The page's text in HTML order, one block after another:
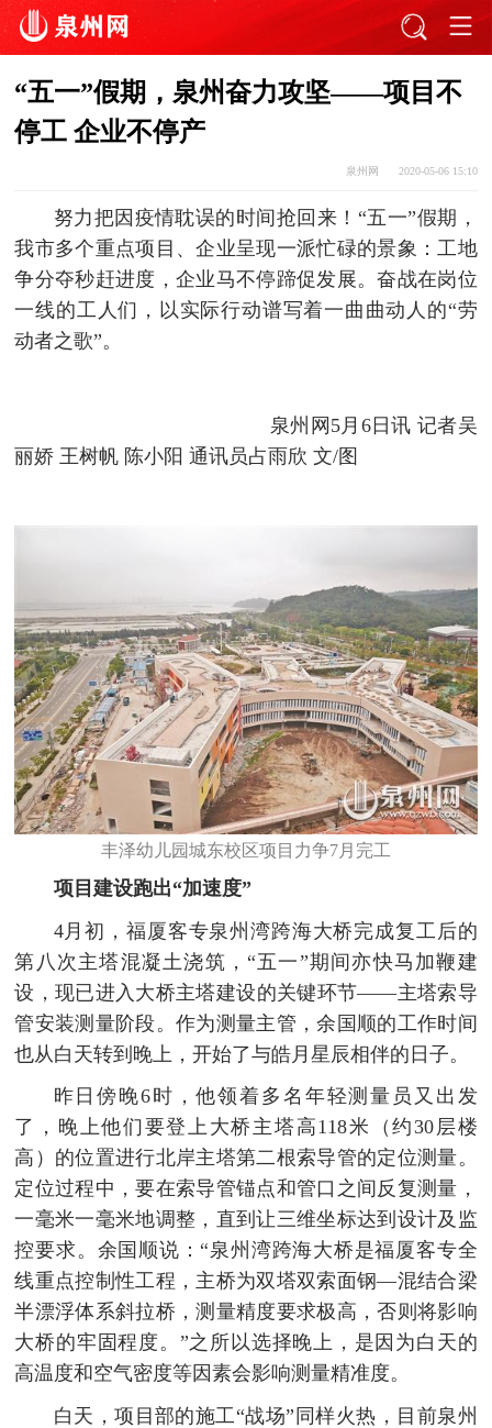
“五一”假期，泉州奋力攻坚——项目不
停工 企业不停产
泉州网 2020-05-06 15:10
努力把因疫情耽误的时间抢回来！“五一”假期，
我市多个重点项目、企业呈现一派忙碌的景象：工地
争分夺秒赶进度，企业马不停蹄促发展。奋战在岗位
一线的工人们，以实际行动谱写着一曲曲动人的“劳
动者之歌”。
泉州网5月6日讯 记者吴
丽娇 王树帆 陈小阳 通讯员占雨欣 文/图
丰泽幼儿园城东校区项目力争7月完工
项目建设跑出“加速度”
4月初，福厦客专泉州湾跨海大桥完成复工后的
第八次主塔混凝土浇筑，“五一”期间亦快马加鞭建
设，现已进入大桥主塔建设的关键环节——主塔索导
管安装测量阶段。作为测量主管，余国顺的工作时间
也从白天转到晚上，开始了与皓月星辰相伴的日子。
昨日傍晚6时，他领着多名年轻测量员又出发
了，晚上他们要登上大桥主塔高118米（约30层楼
高）的位置进行北岸主塔第二根索导管的定位测量。
定位过程中，要在索导管锚点和管口之间反复测量，
一毫米一毫米地调整，直到让三维坐标达到设计及监
控要求。余国顺说：“泉州湾跨海大桥是福厦客专全
线重点控制性工程，主桥为双塔双索面钢—混结合梁
半漂浮体系斜拉桥，测量精度要求极高，否则将影响
大桥的牢固程度。”之所以选择晚上，是因为白天的
高温度和空气密度等因素会影响测量精准度。
白天，项目部的施工“战场”同样火热，目前泉州